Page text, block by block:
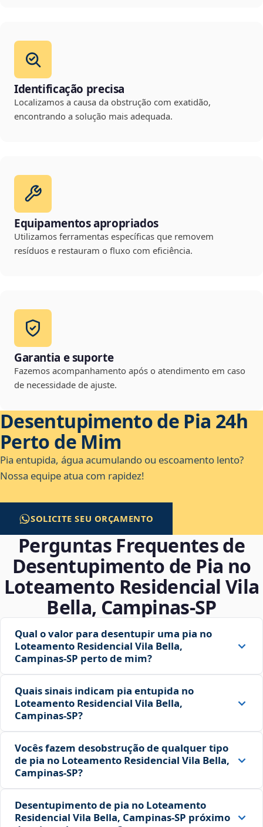
Identificação precisa
Localizamos a causa da obstrução com exatidão,
encontrando a solução mais adequada.
Equipamentos apropriados
Utilizamos ferramentas específicas que removem
resíduos e restauram o fluxo com eficiência.
Garantia e suporte
Fazemos acompanhamento após o atendimento em caso
de necessidade de ajuste.
Desentupimento de Pia 24h
Perto de Mim
Pia entupida, água acumulando ou escoamento lento?
Nossa equipe atua com rapidez!
SOLICITE SEU ORÇAMENTO
Perguntas Frequentes de
Desentupimento de Pia no
Loteamento Residencial Vila
Bella, Campinas‑SP
Qual o valor para desentupir uma pia no
Loteamento Residencial Vila Bella,
Campinas‑SP perto de mim?
Quais sinais indicam pia entupida no
Loteamento Residencial Vila Bella,
Campinas‑SP?
Vocês fazem desobstrução de qualquer tipo
de pia no Loteamento Residencial Vila Bella,
Campinas‑SP?
Desentupimento de pia no Loteamento
Residencial Vila Bella, Campinas‑SP próximo